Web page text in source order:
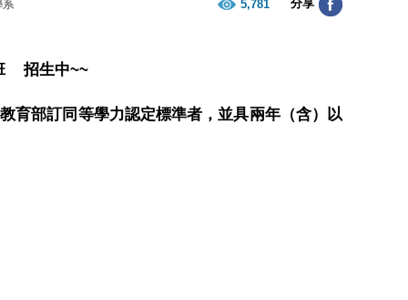
系 5,781 分享
招生中~~
育部訂同等學力認定標準者，並具兩年（含）以